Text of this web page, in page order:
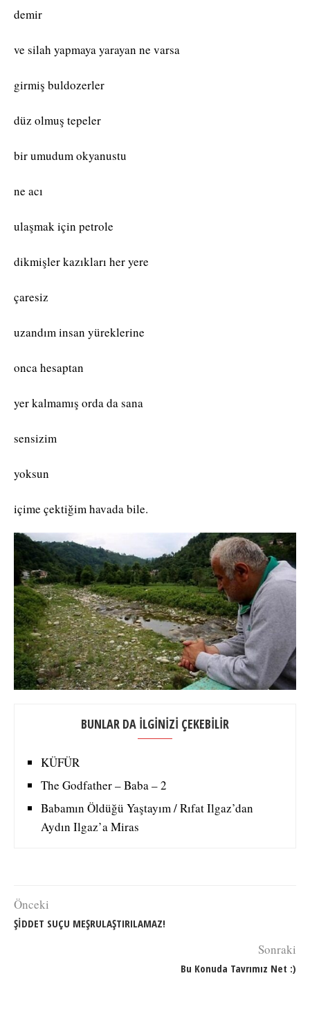
demir
ve silah yapmaya yarayan ne varsa
girmiş buldozerler
düz olmuş tepeler
bir umudum okyanustu
ne acı
ulaşmak için petrole
dikmişler kazıkları her yere
çaresiz
uzandım insan yüreklerine
onca hesaptan
yer kalmamış orda da sana
sensizim
yoksun
içime çektiğim havada bile.
BUNLAR DA İLGİNİZİ ÇEKEBİLİR
KÜFÜR
The Godfather – Baba – 2
Babamın Öldüğü Yaştayım / Rıfat Ilgaz’dan
Aydın Ilgaz’a Miras
Önceki
ŞİDDET SUÇU MEŞRULAŞTIRILAMAZ!
Sonraki
Bu Konuda Tavrımız Net :)